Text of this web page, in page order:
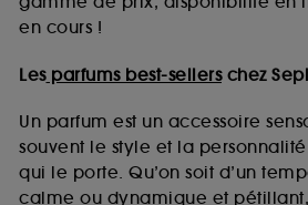
en cours !
Lesparfums best-sellerschez
Un parfum est un accessoire
souvent le style et la
qui le porte. Qu’on soit d’un
calme ou dynamique et